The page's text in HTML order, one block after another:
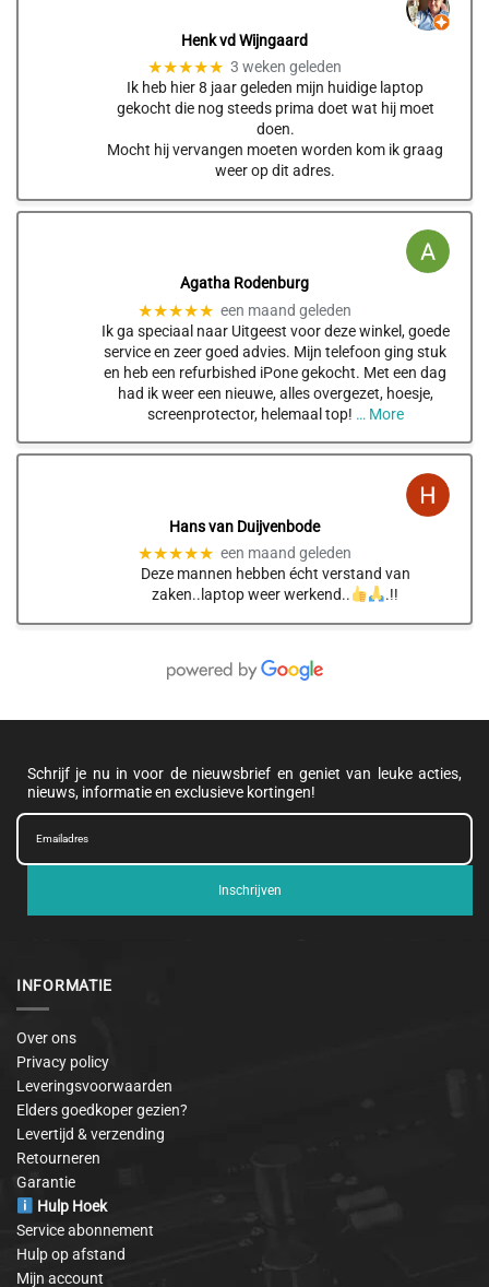
Henk vd Wijngaard
★★★★★ 3 weken geleden
Ik heb hier 8 jaar geleden mijn huidige laptop
gekocht die nog steeds prima doet wat hij moet
doen.
Mocht hij vervangen moeten worden kom ik graag
weer op dit adres.
Agatha Rodenburg
★★★★★ een maand geleden
Ik ga speciaal naar Uitgeest voor deze winkel, goede
service en zeer goed advies. Mijn telefoon ging stuk
en heb een refurbished iPone gekocht. Met een dag
had ik weer een nieuwe, alles overgezet, hoesje,
screenprotector, helemaal top! … More
Hans van Duijvenbode
★★★★★ een maand geleden
Deze mannen hebben écht verstand van
zaken..laptop weer werkend..
.!!
Schrijf je nu in voor de nieuwsbrief en geniet van leuke acties,
nieuws, informatie en exclusieve kortingen!
Inschrijven
INFORMATIE
Over ons
Privacy policy
Leveringsvoorwaarden
Elders goedkoper gezien?
Levertijd & verzending
Retourneren
Garantie
Hulp Hoek
Service abonnement
Hulp op afstand
Mijn account